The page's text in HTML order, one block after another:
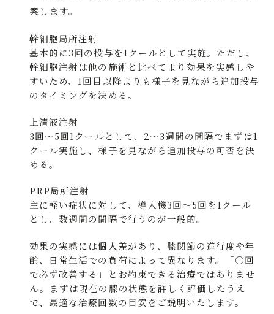
案します。
幹細胞局所注射
基本的に3回の投与を1クールとして実施。ただし、
幹細胞注射は他の施術と比べてより効果を実感しや
すいため、1回目以降よりも様子を見ながら追加投与
のタイミングを決める。
上清液注射
3回～5回1クールとして、2〜3週間の間隔でまずは1
クール実施し、様子を見ながら追加投与の可否を決
める。
PRP局所注射
主に軽い症状に対して、導入機3回～5回を1クール
とし、数週間の間隔で行うのが一般的。
効果の実感には個人差があり、膝関節の進行度や年
齢、日常生活での負荷によって異なります。「○回
で必ず改善する」とお約束できる治療ではありませ
ん。まずは現在の膝の状態を詳しく評価したうえ
で、最適な治療回数の目安をご説明いたします。